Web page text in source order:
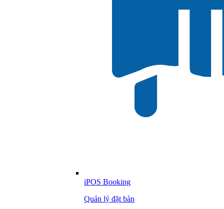
iPOS Booking
Quản lý đặt bàn